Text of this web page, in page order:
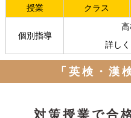
授業 クラス
個別指導
詳し
「英検・漢
対策授業で合